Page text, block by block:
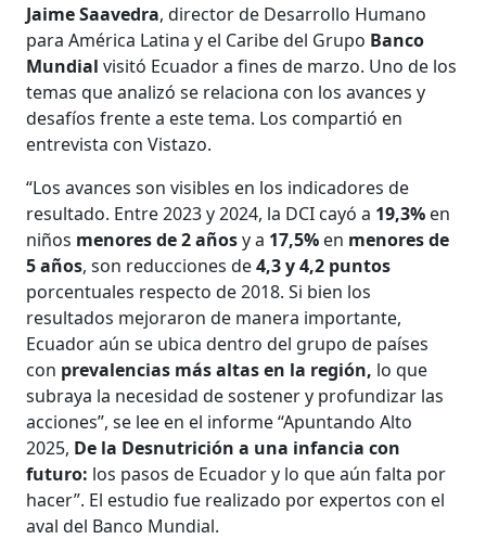
Jaime Saavedra, director de Desarrollo Humano
para América Latina y el Caribe del Grupo Banco
Mundial visitó Ecuador a fines de marzo. Uno de los
temas que analizó se relaciona con los avances y
desafíos frente a este tema. Los compartió en
entrevista con Vistazo.
“Los avances son visibles en los indicadores de
resultado. Entre 2023 y 2024, la DCI cayó a 19,3% en
niños menores de 2 añosy a 17,5% en menores de
5 años, son reducciones de4,3 y 4,2 puntos
porcentuales respecto de 2018. Si bien los
resultados mejoraron de manera importante,
Ecuador aún se ubica dentro del grupo de países
con prevalencias más altas en la región, lo que
subraya la necesidad de sostener y profundizar las
acciones”, se lee en el informe “Apuntando Alto
2025, De la Desnutrición a una infancia con
futuro: los pasos de Ecuador y lo que aún falta por
hacer”. El estudio fue realizado por expertos con el
aval del Banco Mundial.